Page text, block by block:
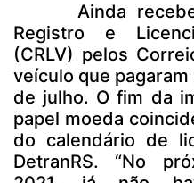
Ainda
Registro e
(CRLV) pelos
veículo que
de julho. O fim da
papel moeda
do calendário de
DetranRS. “No